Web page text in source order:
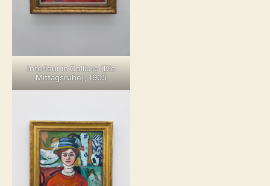
Interieur in Colliure (Die
Mittagsruhe), 1905